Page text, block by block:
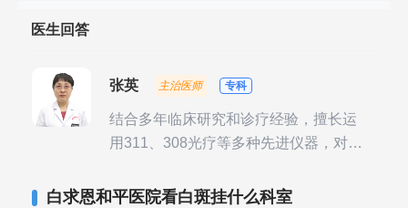
医生回答
张英 主治医师 专科
结合多年临床研究和诊疗经验，擅长运
用311、308光疗等多种先进仪器，对不
其对女性银屑病、顽固性银屑病、全身
白求恩和平医院看白斑挂什么科室